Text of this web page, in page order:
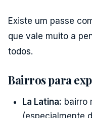
Existe um passe
que vale muito a
todos.
Bairros para
La Latina: bairro